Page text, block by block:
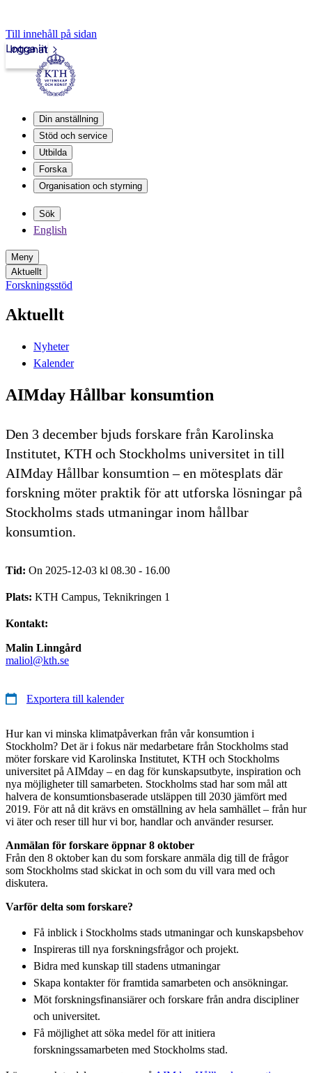
Till innehåll på sidan
Intranät
Logga in
Din anställning
Stöd och service
Utbilda
Forska
Organisation och styrning
Sök
English
Meny
Aktuellt
Forskningsstöd
Aktuellt
Nyheter
Kalender
AIMday Hållbar konsumtion
Den 3 december bjuds forskare från Karolinska
Institutet, KTH och Stockholms universitet in till
AIMday Hållbar konsumtion – en mötesplats där
forskning möter praktik för att utforska lösningar på
Stockholms stads utmaningar inom hållbar
konsumtion.
Tid: On 2025-12-03 kl 08.30 - 16.00
Plats: KTH Campus, Teknikringen 1
Kontakt:
Malin Linngård
maliol@kth.se
Exportera till kalender
Hur kan vi minska klimatpåverkan från vår konsumtion i
Stockholm? Det är i fokus när medarbetare från Stockholms stad
möter forskare vid Karolinska Institutet, KTH och Stockholms
universitet på AIMday – en dag för kunskapsutbyte, inspiration och
nya möjligheter till samarbeten. Stockholms stad har som mål att
halvera de konsumtionsbaserade utsläppen till 2030 jämfört med
2019. För att nå dit krävs en omställning av hela samhället – från hur
vi äter och reser till hur vi bor, handlar och använder resurser.
Anmälan för forskare öppnar 8 oktober
Från den 8 oktober kan du som forskare anmäla dig till de frågor
som Stockholms stad skickat in och som du vill vara med och
diskutera.
Varför delta som forskare?
Få inblick i Stockholms stads utmaningar och kunskapsbehov
Inspireras till nya forskningsfrågor och projekt.
Bidra med kunskap till stadens utmaningar
Skapa kontakter för framtida samarbeten och ansökningar.
Möt forskningsfinansiärer och forskare från andra discipliner
och universitet.
Få möjlighet att söka medel för att initiera
forskningssamarbeten med Stockholms stad.